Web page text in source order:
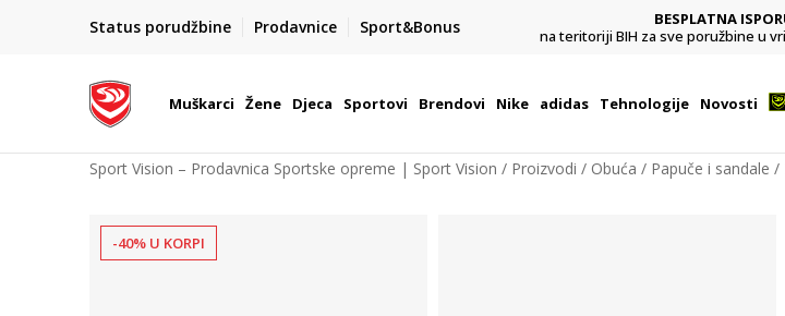
Status porudžbine Prodavnice Sport&Bonus
POZOVITE NAS NA : 055/490-400
Pon-Pet od 9h - 16h
BESPLATNA
na teritoriji BIH za sve poružbine u
Muškarci Žene Djeca Sportovi Brendovi Nike adidas Tehnologije Novosti
Sport Vision – Prodavnica Sportske opreme | Sport Vision Proizvodi Obuća Papuče i sandale
-40% U KORPI